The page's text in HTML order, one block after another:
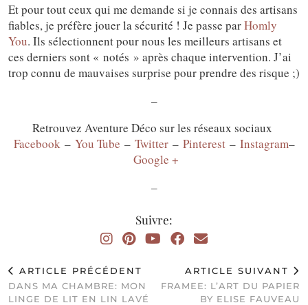
Et pour tout ceux qui me demande si je connais des artisans
fiables, je préfère jouer la sécurité ! Je passe parHomly
You. Ils sélectionnent pour nous les meilleurs artisans et
ces derniers sont « notés » après chaque intervention. J’ai
trop connu de mauvaises surprise pour prendre des risque ;)
–
Retrouvez Aventure Déco sur les réseaux sociaux
Facebook – You Tube – Twitter – Pinterest – Instagram–
Google +
–
Suivre:
ARTICLE PRÉCÉDENT
DANS MA CHAMBRE: MON
LINGE DE LIT EN LIN LAVÉ
ARTICLE SUIVANT
FRAMEE: L’ART DU PAPIER
BY ELISE FAUVEAU